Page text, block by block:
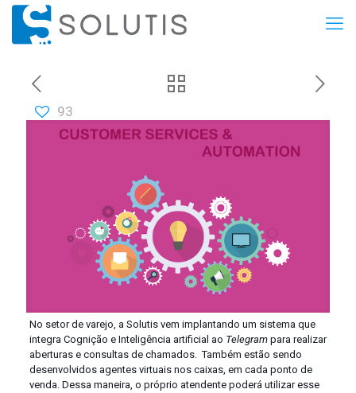
93
No setor de varejo, a Solutis vem implantando um sistema que
integra Cognição e Inteligência artificial ao Telegrampara realizar
aberturas e consultas de chamados. Também estão sendo
desenvolvidos agentes virtuais nos caixas, em cada ponto de
venda. Dessa maneira, o próprio atendente poderá utilizar esse